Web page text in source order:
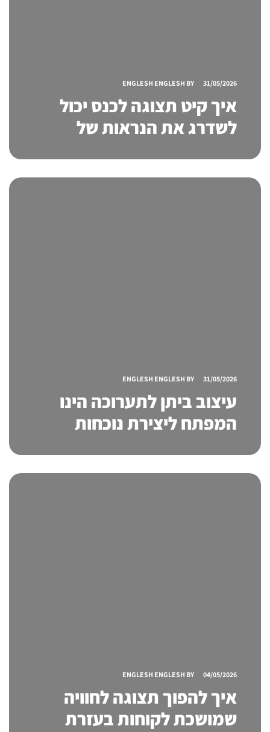
31/05/2026
BY
ENGLESH ENGLESH
איך קיט תצוגה לכנס יכול
לשדרג את הנראות של
מקצועיים
31/05/2026
BY
ENGLESH ENGLESH
עיצוב ביתן לתערוכה הינו
המפתח ליצירת נוכחות
מקצועיים
04/05/2026
BY
ENGLESH ENGLESH
איך להפוך תצוגה לחוויה
שמושכת לקוחות בעזרת